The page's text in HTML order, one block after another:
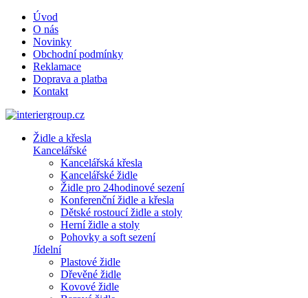
Úvod
O nás
Novinky
Obchodní podmínky
Reklamace
Doprava a platba
Kontakt
Židle a křesla
Kancelářské
Kancelářská křesla
Kancelářské židle
Židle pro 24hodinové sezení
Konferenční židle a křesla
Dětské rostoucí židle a stoly
Herní židle a stoly
Pohovky a soft sezení
Jídelní
Plastové židle
Dřevěné židle
Kovové židle